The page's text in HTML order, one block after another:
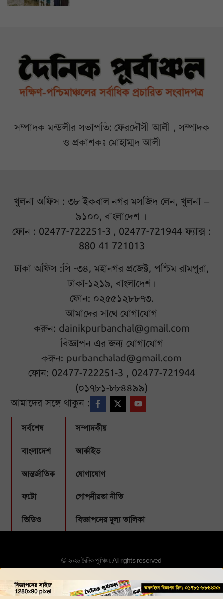
সম্পাদক মন্ডলীর সভাপতি: ফেরদৌসী আলী , সম্পাদক
ও প্রকাশকঃ মোহাম্মদ আলী
খুলনা অফিস : ৩৮ ইকবাল নগর মসজিদ লেন, খুলনা –
৯১০০, বাংলাদেশ ।
ফোন : 02477-722251-3 , 02477-721944 ফ্যাক্স :
880 41 721013
ঢাকা অফিস :সি -৩৪, মহানগর প্রজেক্ট, পশ্চিম রামপুরা,
ঢাকা-১২১৯, বাংলাদেশ।
ফোন: ০২৫৫১২৮৮৭৩.
আমাদের সাথে যোগাযোগ
করুন: dainikpurbanchal@gmail.com
বিজ্ঞাপন এর জন্য যোগাযোগ
করুন: purbanchalad@gmail.com
ফোন: 02477-722251-3 , 02477-721944
(০১৭৮১-৮৮৪৪৯৯)
আমাদের সঙ্গে থাকুন :
সর্বশেষ
বাংলাদেশ
আন্তর্জাতিক
ফটো
ভিডিও
সম্পাদকীয়
আর্কাইভ
যোগাযোগ
গোপনীয়তা নীতি
বিজ্ঞাপনের মূল্য তালিকা
© ২০২৬ দৈনিক পূর্বাঞ্চল. All rights reserved
Designed & Developed by:Webbubl